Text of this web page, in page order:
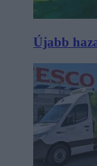
Újabb